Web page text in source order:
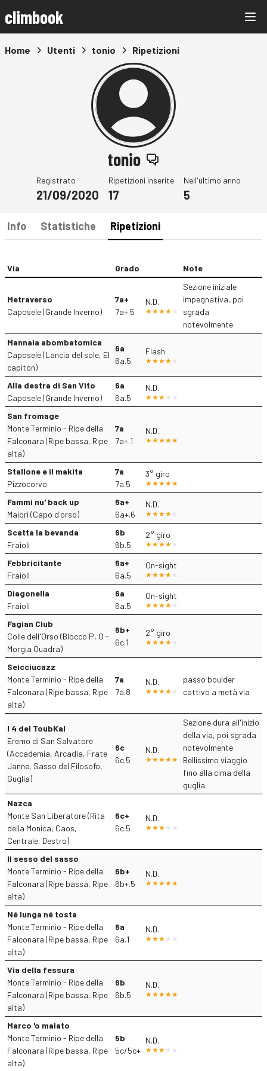
climbook
Home Utenti tonio Ripetizioni
tonio
Registrato
21/09/2020
Ripetizioni inserite
17
Nell'ultimo anno
5
Info Statistiche Ripetizioni
Via Grado Note
Metraverso
Caposele (Grande Inverno)
7a+
7a+.5
N.D.
Sezione iniziale
impegnativa, poi
sgrada
notevolmente
Mannaia abombatomica
Caposele (Lancia del sole, El
capiton)
6a
6a.5
Flash
Alla destra di San Vito
Caposele (Grande Inverno)
6a
6a.5
N.D.
San fromage
Monte Terminio - Ripe della
Falconara (Ripe bassa, Ripe
alta)
7a
7a+.1
N.D.
Stallone e il makita
Pizzocorvo
7a
7a.5
3° giro
Fammi nu' back up
Maiori (Capo d'orso)
6a+
6a+.6
N.D.
Scatta la bevanda
Fraioli
6b
6b.5
2° giro
Febbricitante
Fraioli
6a+
6a.5
On-sight
Diagonella
Fraioli
6a
6a.5
On-sight
Fagian Club
Colle dell'Orso (Blocco P, Q -
Morgia Quadra)
6b+
6c.1
2° giro
Seicciucazz
Monte Terminio - Ripe della
Falconara (Ripe bassa, Ripe
alta)
7a
7a.8
N.D.
passo boulder
cattivo a metà via
I 4 del ToubKal
Eremo di San Salvatore
(Accademia, Arcadia, Frate
Janne, Sasso del Filosofo,
Guglia)
6c
6c.5
N.D.
Sezione dura all'inizio
della via, poi sgrada
notevolmente.
Bellissimo viaggio
fino alla cima della
guglia.
Nazca
Monte San Liberatore (Rita
della Monica, Caos,
Centrale, Destro)
6c+
6c.5
N.D.
Il sesso del sasso
Monte Terminio - Ripe della
Falconara (Ripe bassa, Ripe
alta)
6b+
6b+.5
N.D.
Né lunga né tosta
Monte Terminio - Ripe della
Falconara (Ripe bassa, Ripe
alta)
6a
6a.1
N.D.
Via della fessura
Monte Terminio - Ripe della
Falconara (Ripe bassa, Ripe
alta)
6b
6b.5
N.D.
Marco 'o malato
Monte Terminio - Ripe della
Falconara (Ripe bassa, Ripe
alta)
5b
5c/5c+
N.D.